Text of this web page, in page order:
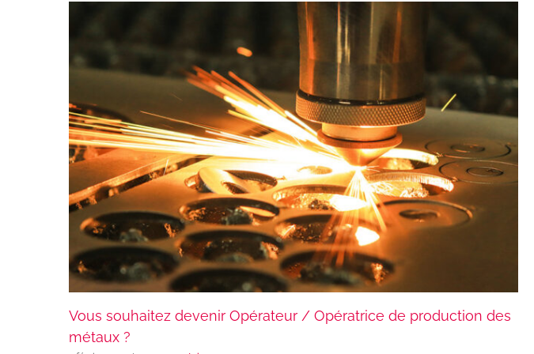
Vous souhaitez devenir Opérateur / Opératrice de production des
métaux ?